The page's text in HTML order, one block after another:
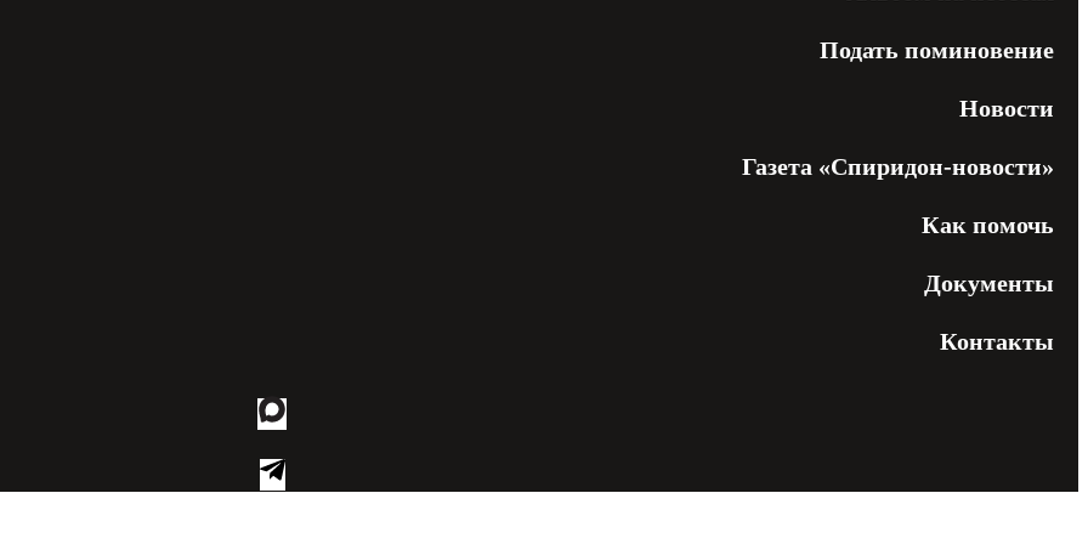
Подать поминовение
Новости
Газета «Спиридон-новости»
Как помочь
Документы
Контакты